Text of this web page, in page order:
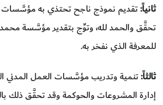
ثانياً:تقديم نموذج ناجح تحتذي به مؤسَّسات
تحقَّق والحمد لله، وتوِّج بتقدير مؤسَّسة
للمعرفة الذي نفخر به.
ثالثاً:تنمية وتدريب مؤسَّسات العمل المدني
إدارة المشروعات والحوكمة وقد تحقَّق ذلك